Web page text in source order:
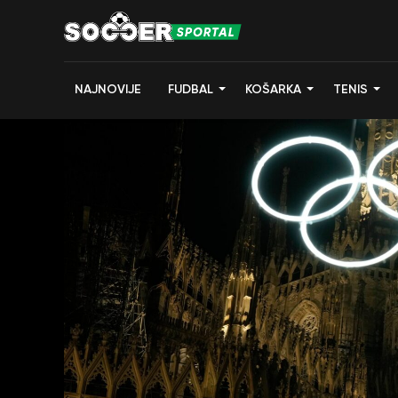
NAJNOVIJE FUDBAL KOŠARKA TENIS